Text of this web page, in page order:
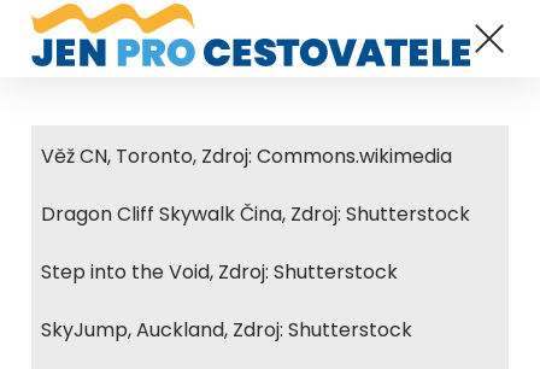
Věž CN, Toronto, Zdroj: Commons.wikimedia
Dragon Cliff Skywalk Čina, Zdroj: Shutterstock
Step into the Void, Zdroj: Shutterstock
SkyJump, Auckland, Zdroj: Shutterstock